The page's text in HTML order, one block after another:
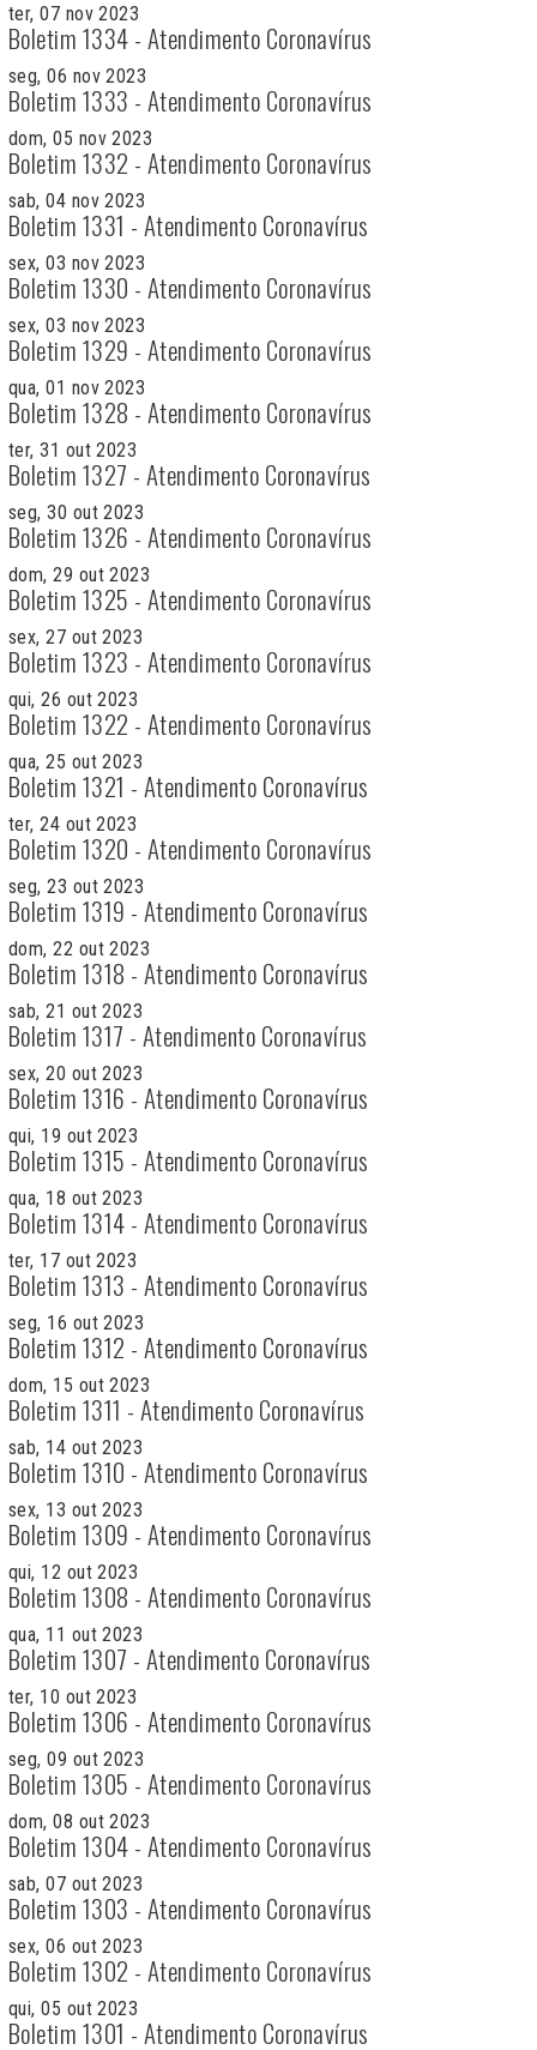
ter, 07 nov 2023
Boletim 1334 - Atendimento Coronavírus
seg, 06 nov 2023
Boletim 1333 - Atendimento Coronavírus
dom, 05 nov 2023
Boletim 1332 - Atendimento Coronavírus
sab, 04 nov 2023
Boletim 1331 - Atendimento Coronavírus
sex, 03 nov 2023
Boletim 1330 - Atendimento Coronavírus
sex, 03 nov 2023
Boletim 1329 - Atendimento Coronavírus
qua, 01 nov 2023
Boletim 1328 - Atendimento Coronavírus
ter, 31 out 2023
Boletim 1327 - Atendimento Coronavírus
seg, 30 out 2023
Boletim 1326 - Atendimento Coronavírus
dom, 29 out 2023
Boletim 1325 - Atendimento Coronavírus
sex, 27 out 2023
Boletim 1323 - Atendimento Coronavírus
qui, 26 out 2023
Boletim 1322 - Atendimento Coronavírus
qua, 25 out 2023
Boletim 1321 - Atendimento Coronavírus
ter, 24 out 2023
Boletim 1320 - Atendimento Coronavírus
seg, 23 out 2023
Boletim 1319 - Atendimento Coronavírus
dom, 22 out 2023
Boletim 1318 - Atendimento Coronavírus
sab, 21 out 2023
Boletim 1317 - Atendimento Coronavírus
sex, 20 out 2023
Boletim 1316 - Atendimento Coronavírus
qui, 19 out 2023
Boletim 1315 - Atendimento Coronavírus
qua, 18 out 2023
Boletim 1314 - Atendimento Coronavírus
ter, 17 out 2023
Boletim 1313 - Atendimento Coronavírus
seg, 16 out 2023
Boletim 1312 - Atendimento Coronavírus
dom, 15 out 2023
Boletim 1311 - Atendimento Coronavírus
sab, 14 out 2023
Boletim 1310 - Atendimento Coronavírus
sex, 13 out 2023
Boletim 1309 - Atendimento Coronavírus
qui, 12 out 2023
Boletim 1308 - Atendimento Coronavírus
qua, 11 out 2023
Boletim 1307 - Atendimento Coronavírus
ter, 10 out 2023
Boletim 1306 - Atendimento Coronavírus
seg, 09 out 2023
Boletim 1305 - Atendimento Coronavírus
dom, 08 out 2023
Boletim 1304 - Atendimento Coronavírus
sab, 07 out 2023
Boletim 1303 - Atendimento Coronavírus
sex, 06 out 2023
Boletim 1302 - Atendimento Coronavírus
qui, 05 out 2023
Boletim 1301 - Atendimento Coronavírus